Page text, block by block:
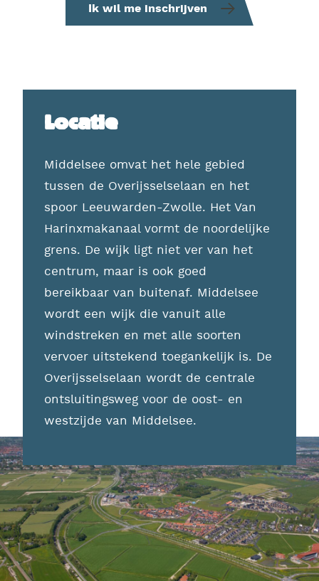
Ik wil me inschrijven
Locatie
Middelsee omvat het hele gebied
tussen de Overijsselselaan en het
spoor Leeuwarden-Zwolle. Het Van
Harinxmakanaal vormt de noordelijke
grens. De wijk ligt niet ver van het
centrum, maar is ook goed
bereikbaar van buitenaf. Middelsee
wordt een wijk die vanuit alle
windstreken en met alle soorten
vervoer uitstekend toegankelijk is. De
Overijsselselaan wordt de centrale
ontsluitingsweg voor de oost- en
westzijde van Middelsee.